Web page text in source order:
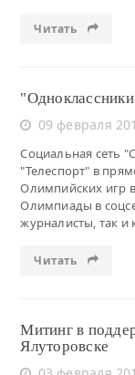
Читать
09 февраля
Социальная сеть
"Телеспорт" в
Олимпийских игр
Олимпиады в
журналисты, так
Читать
Митинг в
Ялуторовске